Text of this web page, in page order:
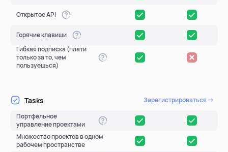
Открытое API
Горячие клавиши
Гибкая подписка (плати
только за то, чем
пользуешься)
Tasks
Зарегистрироваться →
Портфельное
управление проектами
Множество проектов в одном
рабочем пространстве